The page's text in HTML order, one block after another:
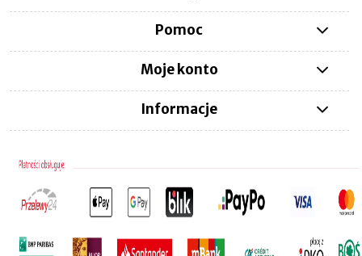
Pomoc
Moje konto
Informacje